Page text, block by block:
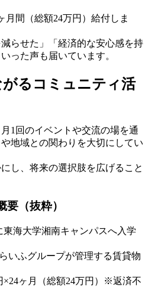
月間（総額24万円）給付しま
らせた」「経済的な安心感を持
った声も届いています。
るコミュニティ活
1回のイベントや交流の場を通
地域との関わりを大切にしてい
し、将来の選択肢を広げること
要 （抜粋）
東海大学湘南キャンパスへ入学
いふグループが管理する賃貸物
×24ヶ月（総額24万円）※返済不